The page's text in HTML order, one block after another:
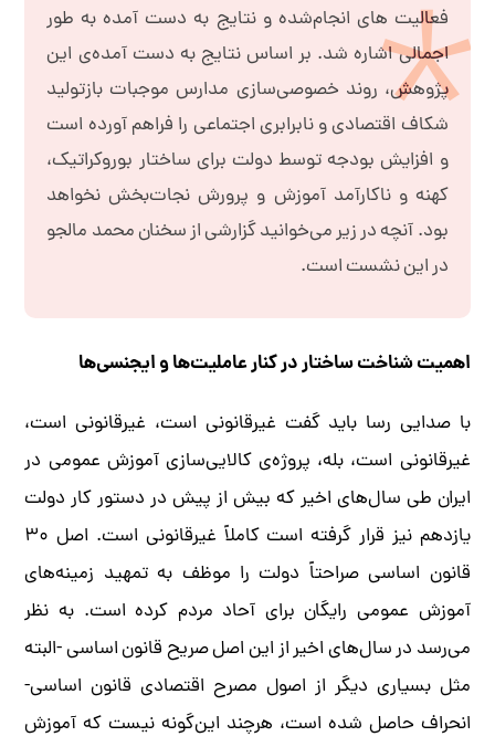
فعالیت های انجام‌شده و نتایج به دست آمده به طور
اجمالی اشاره شد. بر اساس نتایج به دست آمده‌ی این
پژوهش، روند خصوصی‌سازی مدارس موجبات بازتولید
شکاف اقتصادی و نابرابری اجتماعی را فراهم آورده است
و افزایش بودجه توسط دولت برای ساختار بوروکراتیک،
کهنه و ناکارآمد آموزش و پرورش نجات‌بخش نخواهد
بود. آنچه در زیر می‌خوانید گزارشی از سخنان محمد مالجو
در این نشست است.
اهمیت شناخت ساختار در کنار عاملیت‌ها و ایجنسی‌ها
با صدایی رسا باید گفت غیرقانونی است، غیرقانونی است،
غیرقانونی است، بله، پروژه‌ی کالایی‌سازی آموزش عمومی در
ایران طی سال‌های اخیر که بیش از پیش در دستور کار دولت
یازدهم نیز قرار گرفته است کاملاً غیرقانونی است. اصل ۳۰
قانون اساسی صراحتاً دولت را موظف به تمهید زمینه‌های
آموزش عمومی رایگان برای آحاد مردم کرده است. به نظر
می‌رسد در سال‌های اخیر از این اصل صریح قانون اساسی -البته
مثل بسیاری دیگر از اصول مصرح اقتصادی قانون اساسی-
انحراف حاصل شده است، هرچند این‌گونه نیست که آموزش